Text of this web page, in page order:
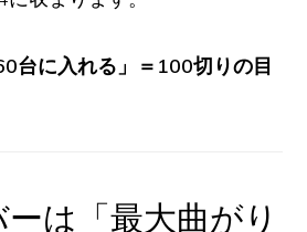
台に入れる」＝100切りの目
は「最大曲がり